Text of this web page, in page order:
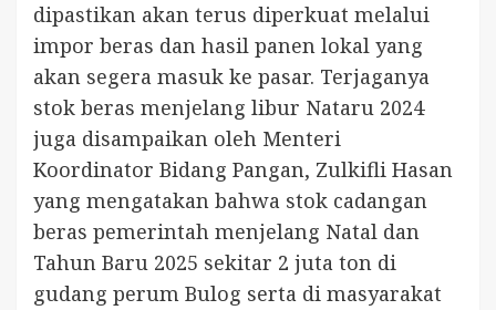
dipastikan akan terus diperkuat melalui
impor beras dan hasil panen lokal yang
akan segera masuk ke pasar. Terjaganya
stok beras menjelang libur Nataru 2024
juga disampaikan oleh Menteri
Koordinator Bidang Pangan, Zulkifli Hasan
yang mengatakan bahwa stok cadangan
beras pemerintah menjelang Natal dan
Tahun Baru 2025 sekitar 2 juta ton di
gudang perum Bulog serta di masyarakat